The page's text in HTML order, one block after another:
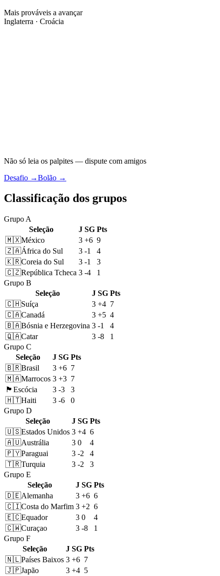
Mais prováveis a avançar
Inglaterra · Croácia
Não só leia os palpites — dispute com amigos
Desafio →Bolão →
Classificação dos grupos
Grupo A
Seleção
J SG Pts
🇲🇽México 3 +6 9
🇿🇦África do Sul 3 -1
4
🇰🇷Coreia do Sul 3 -1
3
🇨🇿República Tcheca 3 -4
1
Grupo B
Seleção
J SG Pts
🇨🇭Suíça 3 +4 7
🇨🇦Canadá 3 +5 4
🇧🇦Bósnia e Herzegovina 3 -1
4
🇶🇦Catar 3 -8
1
Grupo C
Seleção
J SG Pts
🇧🇷Brasil 3 +6 7
🇲🇦Marrocos 3 +3 7
🏴󠁧󠁢󠁳󠁣󠁴󠁿 Escócia 3 -3
3
🇭🇹Haiti 3 -6
0
Grupo D
Seleção
J SG Pts
🇺🇸Estados Unidos 3 +4 6
🇦🇺Austrália 3 0
4
🇵🇾Paraguai 3 -2
4
🇹🇷Turquia 3 -2
3
Grupo E
Seleção
J SG Pts
🇩🇪Alemanha 3 +6 6
🇨🇮Costa do Marfim 3 +2 6
🇪🇨Equador 3 0
4
🇨🇼Curaçao 3 -8
1
Grupo F
Seleção
J SG Pts
🇳🇱Países Baixos 3 +6 7
🇯🇵Japão 3 +4 5